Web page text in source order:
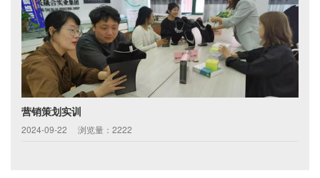
营销策划实训
2024-09-22 浏览量：2222